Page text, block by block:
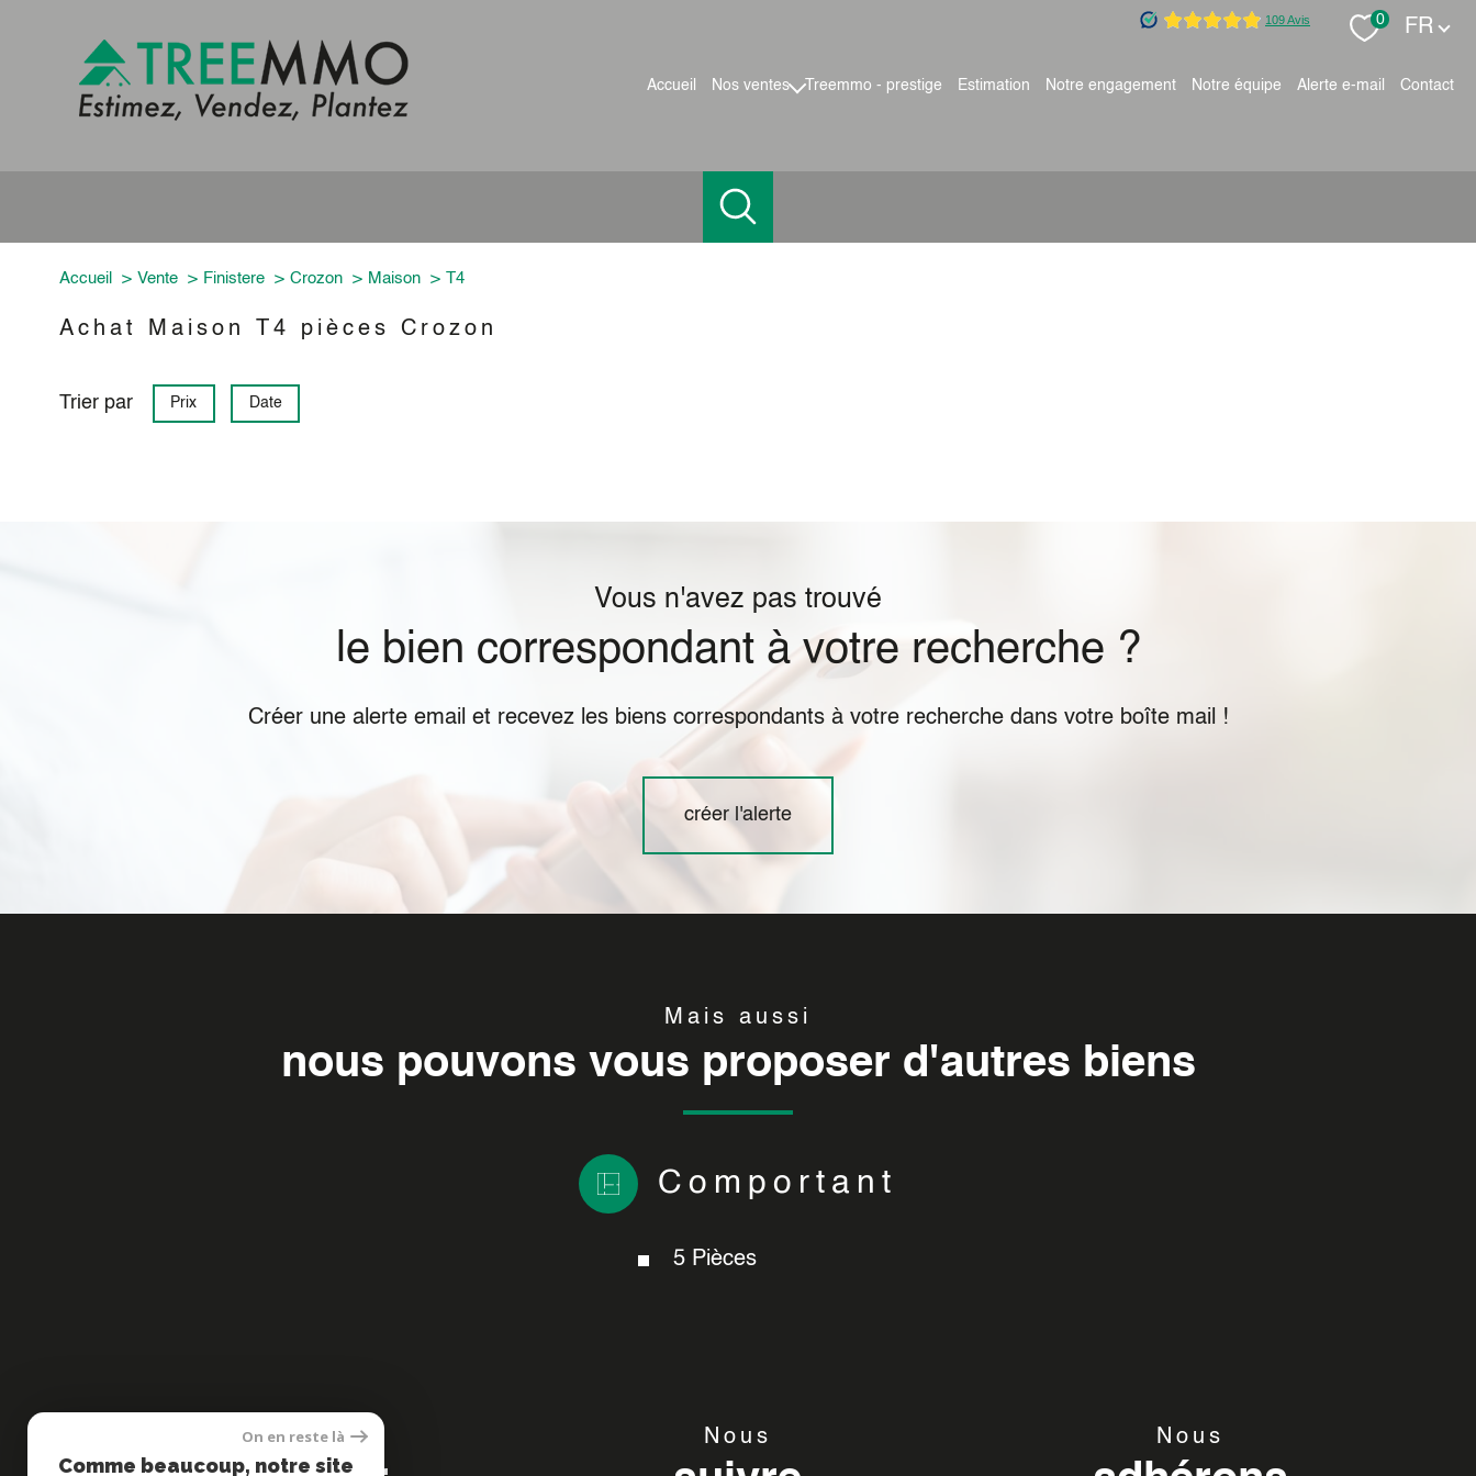
0 Langue
FR
accueil nos ventes
terrains
treemmo - prestige estimation notre engagement notre équipe alerte e-mail contact
Accueil Vente Finistere Crozon Maison T4
Achat Maison T4 pièces Crozon
Trier par Prix Date
Vous n'avez pas trouvé
le bien correspondant à votre recherche ?
Créer une alerte email et recevez les biens correspondants à votre recherche dans votre boîte mail !
créer l'alerte
Mais aussi
nous pouvons vous proposer d'autres biens
Comportant
5 Pièces
Se Nous Nous
On en reste là
Comme beaucoup, notre site